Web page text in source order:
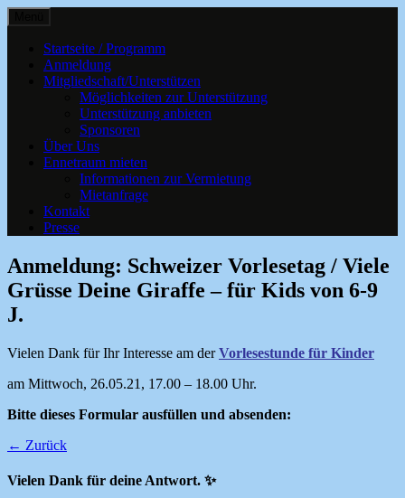
Springe
zumEnnetraum – Kulturzentrum
Ennetbaden
alle Generationen
Startseite / Programm
Anmeldung
Mitgliedschaft/Unterstützen
Möglichkeiten zur Unterstützung
Unterstützung anbieten
Sponsoren
Über Uns
Ennetraum mieten
Informationen zur Vermietung
Mietanfrage
Kontakt
Presse
Anmeldung: Schweizer Vorlesetag / Viele
Grüsse Deine Giraffe – für Kids von 6-9
J.
Vielen Dank für Ihr Interesse am derVorlesestunde für Kinder
am Mittwoch, 26.05.21, 17.00 – 18.00 Uhr.
Bitte dieses Formular ausfüllen und absenden:
← Zurück
Vielen Dank für deine Antwort. ✨